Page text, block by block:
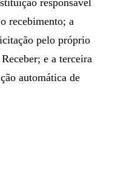
responsável
recebimento; a
pelo próprio
e a terceira
automática de